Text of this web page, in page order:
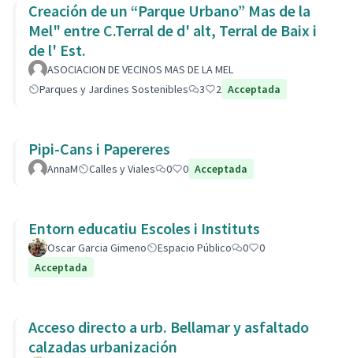
Creación de un “Parque Urbano” Mas de la
Mel" entre C.Terral de d' alt, Terral de Baix i
de l' Est.
ASOCIACION DE VECINOS MAS DE LA MEL
Parques y Jardines Sostenibles
3 2 Acceptada
Pipi-Cans i Papereres
AnnaM Calles y Viales 0 0 Acceptada
Entorn educatiu Escoles i Instituts
Oscar Garcia Gimeno Espacio Público 0
0
Acceptada
Acceso directo a urb. Bellamar y asfaltado
calzadas urbanización